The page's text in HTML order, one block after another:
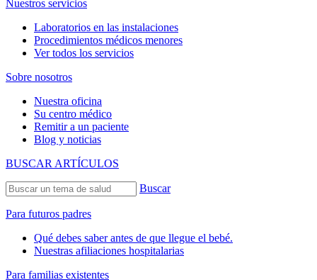
Nuestros servicios
Laboratorios en las instalaciones
Procedimientos médicos menores
Ver todos los servicios
Sobre nosotros
Nuestra oficina
Su centro médico
Remitir a un paciente
Blog y noticias
BUSCAR ARTÍCULOS
Buscar
Para futuros padres
Qué debes saber antes de que llegue el bebé.
Nuestras afiliaciones hospitalarias
Para familias existentes